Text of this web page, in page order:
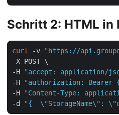
Schritt 2: HTML in
curl -v
"https://
-X POST \
-H
"accept: application/
-H
"authorization: Bearer
-H
"Content-Type:
-d
"{  \"StorageName\":